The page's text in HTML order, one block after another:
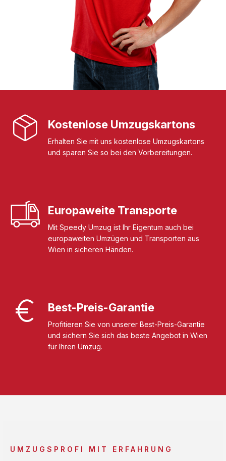
Kostenlose Umzugskartons
Erhalten Sie mit uns kostenlose Umzugskartons
und sparen Sie so bei den Vorbereitungen.
Europaweite Transporte
Mit Speedy Umzug ist Ihr Eigentum auch bei
europaweiten Umzügen und Transporten aus
Wien in sicheren Händen.
Best-Preis-Garantie
Profitieren Sie von unserer Best-Preis-Garantie
und sichern Sie sich das beste Angebot in Wien
für Ihren Umzug.
UMZUGSPROFI MIT ERFAHRUNG